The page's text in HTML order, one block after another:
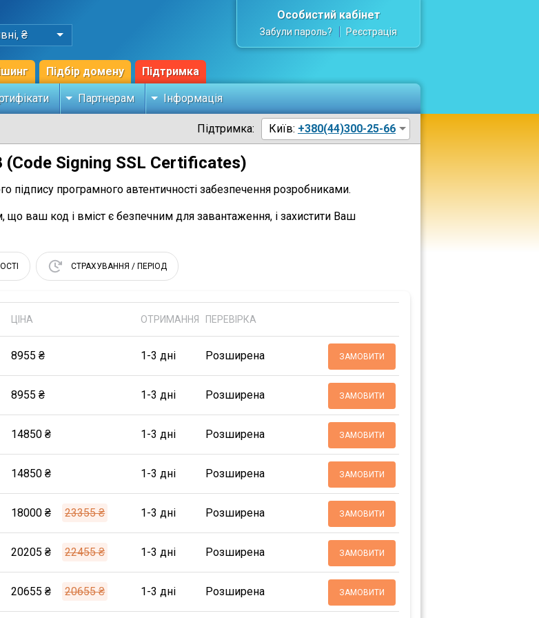
₴
Підбір домену Підтримка
Особистий кабінет
Забули пароль? Реєстрація
Партнерам Інформація
Підтримка: Київ: +380(44)300-25-66
(Code Signing SSL Certificates)
підпису програмного автентичності забезпечення розробниками.
що ваш код і вміст є безпечним для завантаження, і захистити Ваш
СТРАХУВАННЯ / ПЕРІОД
ЦІНА ОТРИМАННЯ ПЕРЕВІРКА
8955 ₴ 1-3 дні Розширена ЗАМОВИТИ
8955 ₴ 1-3 дні Розширена ЗАМОВИТИ
14850 ₴ 1-3 дні Розширена ЗАМОВИТИ
14850 ₴ 1-3 дні Розширена ЗАМОВИТИ
18000 ₴ 23355 ₴ 1-3 дні Розширена ЗАМОВИТИ
20205 ₴ 22455 ₴ 1-3 дні Розширена ЗАМОВИТИ
20655 ₴ 20655 ₴ 1-3 дні Розширена ЗАМОВИТИ